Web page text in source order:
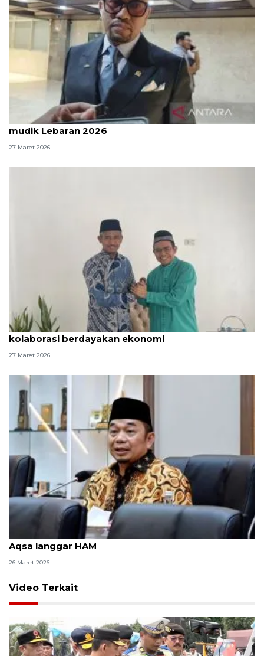
Komisi III DPR: Polri sudah kerja maksimal atur
mudik Lebaran 2026
27 Maret 2026
Anggota DPR: NU dan Muhammadiyah perlu
kolaborasi berdayakan ekonomi
27 Maret 2026
Anggota DPR: Tindakan Israel larang shalat di Al
Aqsa langgar HAM
26 Maret 2026
Video Terkait